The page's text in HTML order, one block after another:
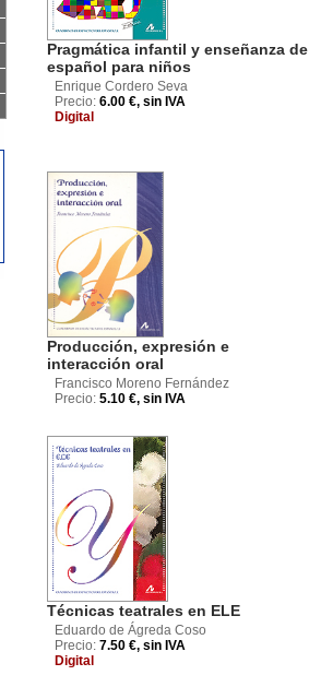
Pragmática infantil y enseñanza de
español para niños
Enrique Cordero Seva
Precio: 6.00 €, sin IVA
Digital
Producción, expresión e
interacción oral
Francisco Moreno Fernández
Precio: 5.10 €, sin IVA
Técnicas teatrales en ELE
Eduardo de Ágreda Coso
Precio: 7.50 €, sin IVA
Digital